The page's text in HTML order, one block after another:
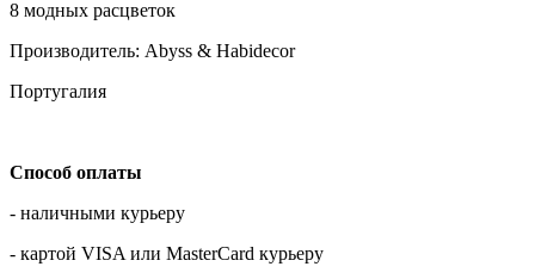
8 модных расцветок
Производитель: Abyss & Habidecor
Португалия
Способ оплаты
- наличными курьеру
- картой VISA или MasterCard курьеру